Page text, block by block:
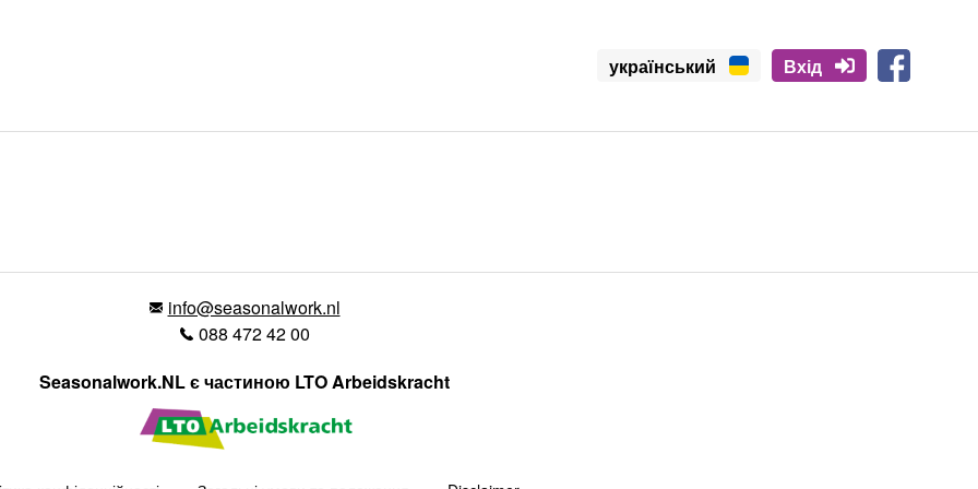
український Вхід
info@seasonalwork.nl
088 472 42 00
Seasonalwork.NL є частиною LTO Arbeidskracht